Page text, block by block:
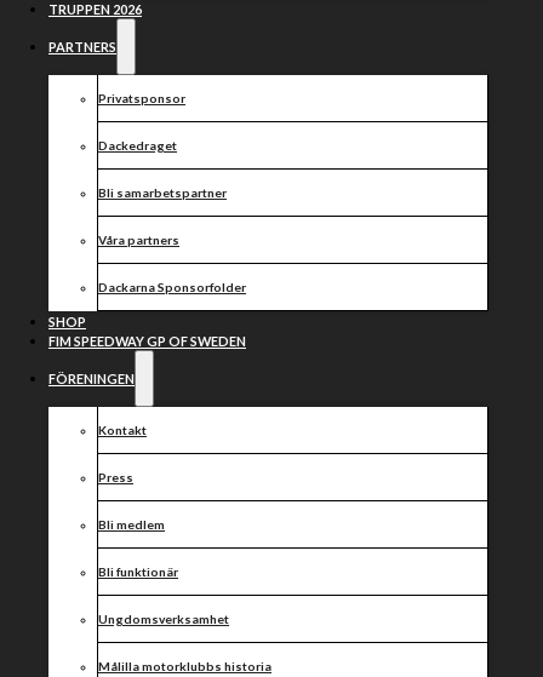
TRUPPEN 2026
PARTNERS
Privatsponsor
Dackedraget
Bli samarbetspartner
Våra partners
Dackarna Sponsorfolder
SHOP
FIM SPEEDWAY GP OF SWEDEN
FÖRENINGEN
Kontakt
Press
Bli medlem
Bli funktionär
Ungdomsverksamhet
Målilla motorklubbs historia
DACKARNA
ÖPPNAR FÖR
3 000
ÅSKÅDARE
PÅ TORSDAG
– NU KAN DU
KÖPA DIN
BILJETT PÅ
ARENAN
Under måndagen kom beskedet att 3 000 åskådare
på anvisade sittplatser tillåts på idrottsarenor